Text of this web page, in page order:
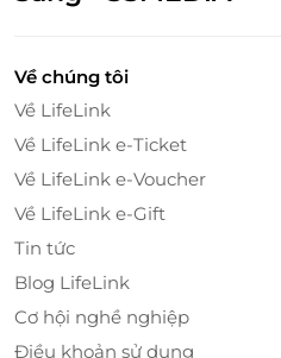
đẹp. Họ luôn lắng nghe
liệu trình phù hợp và
chuẩn xác, mang đến trải
lòng tuyệt đối.
Về chúng tôi
Về LifeLink
Về LifeLink e-Ticket
Về LifeLink e-Voucher
Về LifeLink e-Gift
Tin tức
Blog LifeLink
Cơ hội nghề nghiệp
Điều khoản sử dụng